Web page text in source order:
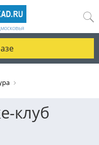
клуб